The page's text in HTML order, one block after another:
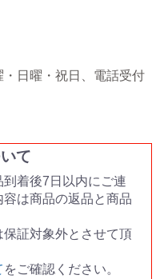
日曜・祝日、電話受付
て
着後7日以内にご連
は商品の返品と商品
証対象外とさせて頂
をご確認ください。